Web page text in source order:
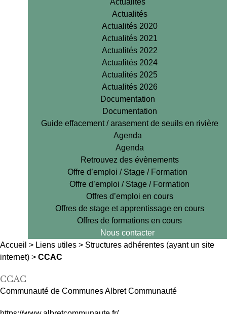
Actualités
Actualités
Actualités 2020
Actualités 2021
Actualités 2022
Actualités 2024
Actualités 2025
Actualités 2026
Documentation
Documentation
Guide effacement / arasement de seuils en rivière
Agenda
Agenda
Retrouvez des évènements
Offre d’emploi / Stage / Formation
Offre d’emploi / Stage / Formation
Offres d’emploi en cours
Offres de stage et apprentissage en cours
Offres de formations en cours
Nous contacter
Accueil > Liens utiles > Structures adhérentes (ayant un site
internet) > CCAC
CCAC
Communauté de Communes Albret Communauté